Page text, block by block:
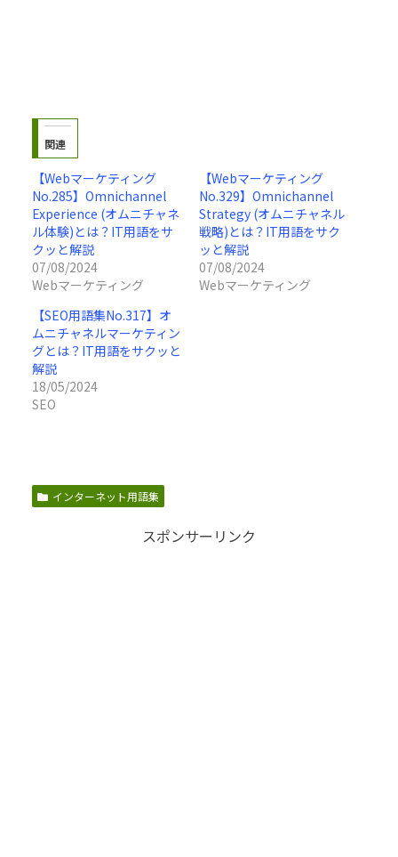
関連
【Webマーケティング
No.285】Omnichannel
Experience (オムニチャネ
ル体験)とは？IT用語をサ
クッと解説
07/08/2024
Webマーケティング
【Webマーケティング
No.329】Omnichannel
Strategy (オムニチャネル
戦略)とは？IT用語をサク
ッと解説
07/08/2024
Webマーケティング
【SEO用語集No.317】オ
ムニチャネルマーケティン
グとは？IT用語をサクッと
解説
18/05/2024
SEO
インターネット用語集
スポンサーリンク